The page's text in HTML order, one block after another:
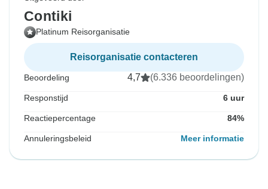
Contiki
Platinum Reisorganisatie
Reisorganisatie contacteren
Beoordeling 4,7 (6.336 beoordelingen)
Responstijd 6 uur
Reactiepercentage 84%
Annuleringsbeleid Meer informatie